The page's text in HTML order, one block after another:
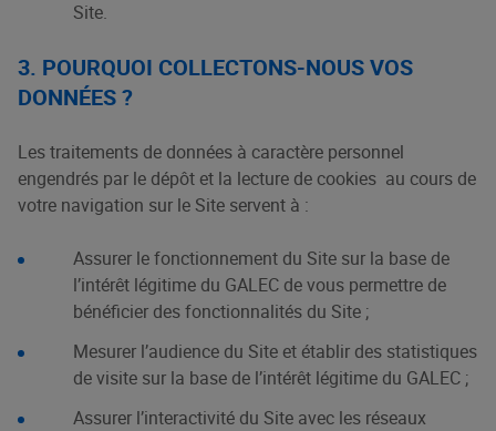
Site.
3. POURQUOI COLLECTONS-NOUS VOS
DONNÉES ?
Les traitements de données à caractère personnel
engendrés par le dépôt et la lecture de cookies au cours de
votre navigation sur le Site servent à :
Assurer le fonctionnement du Site sur la base de
l’intérêt légitime du GALEC de vous permettre de
bénéficier des fonctionnalités du Site ;
Mesurer l’audience du Site et établir des statistiques
de visite sur la base de l’intérêt légitime du GALEC ;
Assurer l’interactivité du Site avec les réseaux